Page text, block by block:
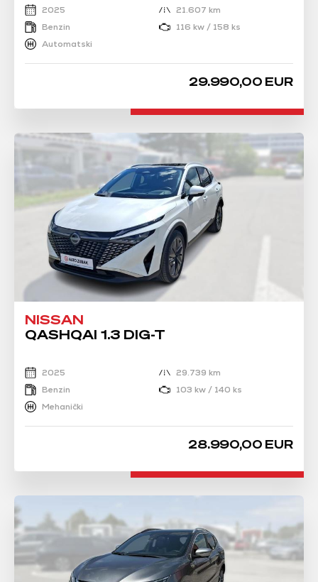
2025
21.607 km
Benzin
116 kw / 158 ks
Automatski
29.990,00 EUR
NISSAN
QASHQAI 1.3 DIG-T
2025
29.739 km
Benzin
103 kw / 140 ks
Mehanički
28.990,00 EUR